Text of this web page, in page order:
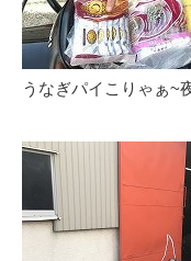
うなぎパイこりゃぁ~